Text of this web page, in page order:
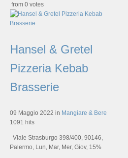
from 0 votes
Hansel & Gretel
Pizzeria Kebab
Brasserie
09 Maggio 2022 in Mangiare & Bere
1091 hits
Viale Strasburgo 398/400, 90146,
Palermo, Lun, Mar, Mer, Giov, 15%